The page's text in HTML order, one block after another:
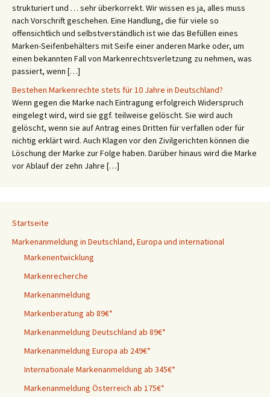
strukturiert und … sehr überkorrekt. Wir wissen es ja, alles muss
nach Vorschrift geschehen. Eine Handlung, die für viele so
offensichtlich und selbstverständlich ist wie das Befüllen eines
Marken-Seifenbehälters mit Seife einer anderen Marke oder, um
einen bekannten Fall von Markenrechtsverletzung zu nehmen, was
passiert, wenn […]
Bestehen Markenrechte stets für 10 Jahre in Deutschland?
Wenn gegen die Marke nach Eintragung erfolgreich Widerspruch
eingelegt wird, wird sie ggf. teilweise gelöscht. Sie wird auch
gelöscht, wenn sie auf Antrag eines Dritten für verfallen oder für
nichtig erklärt wird. Auch Klagen vor den Zivilgerichten können die
Löschung der Marke zur Folge haben. Darüber hinaus wird die Marke
vor Ablauf der zehn Jahre […]
Startseite
Markenanmeldung in Deutschland, Europa und international
Markenentwicklung
Markenrecherche
Markenanmeldung
Markenberatung ab 89€*
Markenanmeldung Deutschland ab 89€*
Markenanmeldung Europa ab 249€*
Internationale Markenanmeldung ab 345€*
Markenanmeldung Österreich ab 175€*